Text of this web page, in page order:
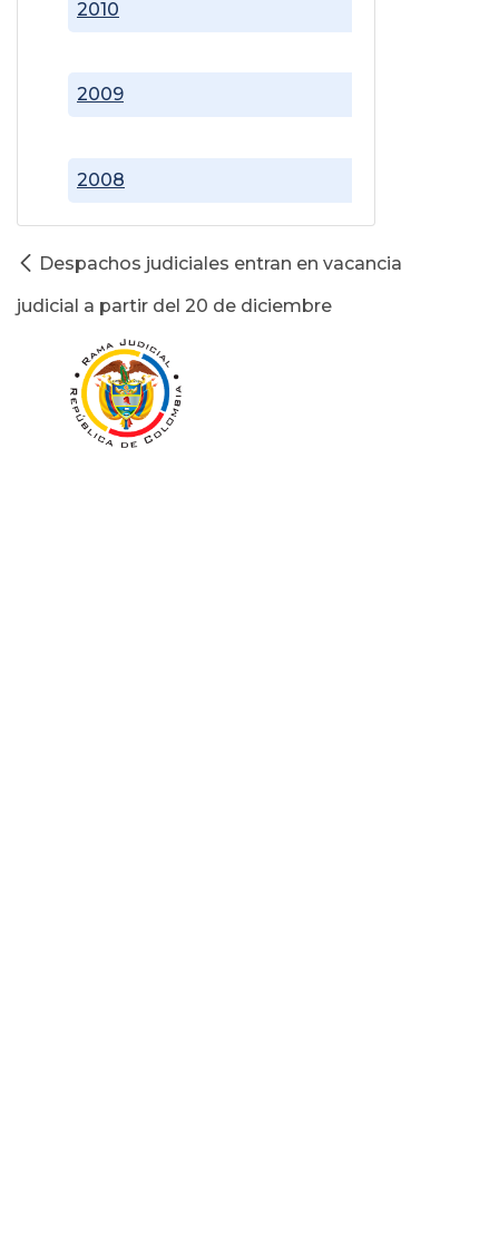
2008
2009
2010
Despachos judiciales entran en vacancia
judicial a partir del 20 de diciembre